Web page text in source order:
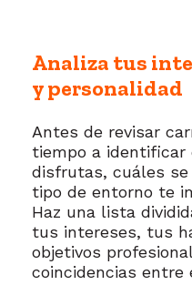
Analiza tus
y personalidad
Antes de revisar
tiempo a identificar
disfrutas, cuáles
tipo de entorno te
Haz una lista
tus intereses, tus
objetivos
coincidencias entre